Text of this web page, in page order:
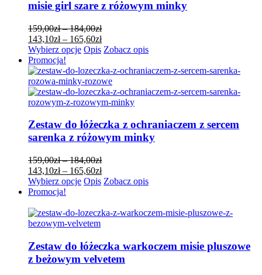
stronie
misie girl szare z różowym minky
159,00zł – 184,00złZakres
cen:
od
do
184,00zł
143,10zł – 165,60złZakres
cen:
143,10zł
do
165,60zł
Wybierz opcje Ten
ma
wiele
wariantów.
Opcje
wybrać
na
stronie
Opis Zobacz opis
Promocja!
Zestaw do łóżeczka z ochraniaczem z sercem
sarenka z różowym minky
159,00zł – 184,00złZakres
cen:
od
184,00zł
143,10zł – 165,60złZakres
cen:
do
Wybierz opcje Ten
wiele
wariantów.
można
wybrać
na
Opis Zobacz opis
Promocja!
Zestaw do łóżeczka warkoczem misie pluszowe
z beżowym velvetem